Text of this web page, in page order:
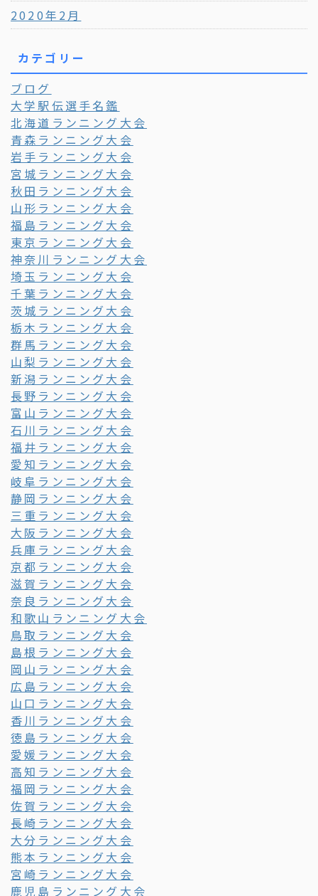
2020年2月
カテゴリー
ブログ
大学駅伝選手名鑑
北海道ランニング大会
青森ランニング大会
岩手ランニング大会
宮城ランニング大会
秋田ランニング大会
山形ランニング大会
福島ランニング大会
東京ランニング大会
神奈川ランニング大会
埼玉ランニング大会
千葉ランニング大会
茨城ランニング大会
栃木ランニング大会
群馬ランニング大会
山梨ランニング大会
新潟ランニング大会
長野ランニング大会
富山ランニング大会
石川ランニング大会
福井ランニング大会
愛知ランニング大会
岐阜ランニング大会
静岡ランニング大会
三重ランニング大会
大阪ランニング大会
兵庫ランニング大会
京都ランニング大会
滋賀ランニング大会
奈良ランニング大会
和歌山ランニング大会
鳥取ランニング大会
島根ランニング大会
岡山ランニング大会
広島ランニング大会
山口ランニング大会
香川ランニング大会
徳島ランニング大会
愛媛ランニング大会
高知ランニング大会
福岡ランニング大会
佐賀ランニング大会
長崎ランニング大会
大分ランニング大会
熊本ランニング大会
宮崎ランニング大会
鹿児島ランニング大会